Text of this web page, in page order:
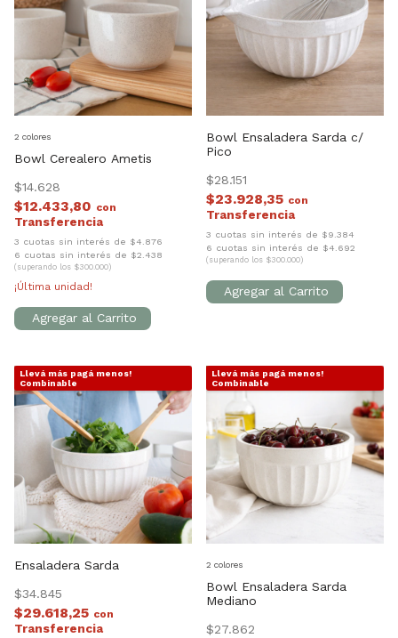
Bowl Cerealero Ametis
$14.628
$12.433,80 con
3 cuotas sin interés de $4.876
6 cuotas sin interés de $2.438
(superando los $300.000)
¡Última unidad!
2 colores
Bowl Ensaladera Sarda c/
Pico
$28.151
$23.928,35 con
3 cuotas sin interés de $9.384
6 cuotas sin interés de $4.692
(superando los $300.000)
Llevá más pagá menos!
Combinable
Ensaladera Sarda
$34.845
$29.618,25 con
Llevá más pagá menos!
Combinable
Bowl Ensaladera Sarda
Mediano
$27.862
2 colores